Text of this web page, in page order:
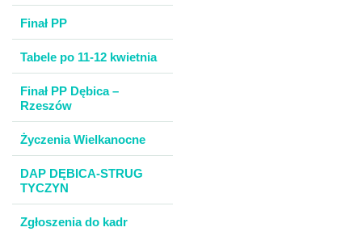
Finał PP
Tabele po 11-12 kwietnia
Finał PP Dębica –
Rzeszów
Życzenia Wielkanocne
DAP DĘBICA-STRUG
TYCZYN
Zgłoszenia do kadr